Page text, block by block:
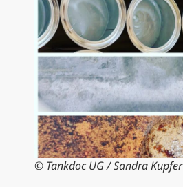
© Tankdoc UG / Sandra Kupfer